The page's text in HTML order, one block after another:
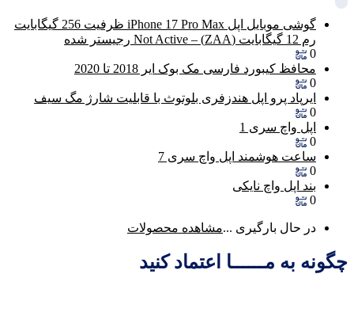
گوشی موبایل اپل iPhone 17 Pro Max ظرفیت 256 گیگابایت
رم 12 گیگابایت (ZAA) – Not Active رجیستر شده
0
محافظ کیبورد فارسی مک بوک ایر 2018 تا 2020
0
ایرپاد پرو اپل هندزفری بلوتوث با قابلیت شارژ مگ سیف
0
اپل واچ سری 1
0
ساعت هوشمند اپل واچ سری 7
0
بند اپل واچ نایکی
0
در حال بارگیری ...مشاهده محصولات
چگونه به مــــــا اعتماد کنید